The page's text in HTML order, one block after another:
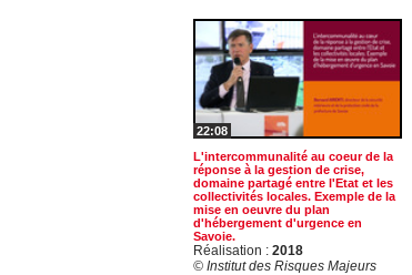
22:08
L'intercommunalité au coeur de la
réponse à la gestion de crise,
domaine partagé entre l'Etat et les
collectivités locales. Exemple de la
mise en oeuvre du plan
d'hébergement d'urgence en
Savoie.
Réalisation : 2018
© Institut des Risques Majeurs